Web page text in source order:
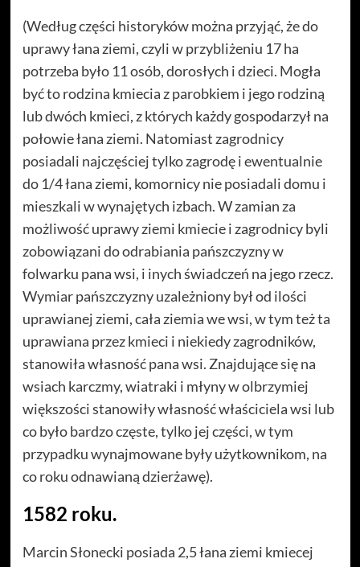
(Według części historyków można przyjąć, że do
uprawy łana ziemi, czyli w przybliżeniu 17 ha
potrzeba było 11 osób, dorosłych i dzieci. Mogła
być to rodzina kmiecia z parobkiem i jego rodziną
lub dwóch kmieci, z których każdy gospodarzył na
połowie łana ziemi. Natomiast zagrodnicy
posiadali najczęściej tylko zagrodę i ewentualnie
do 1/4 łana ziemi, komornicy nie posiadali domu i
mieszkali w wynajętych izbach. W zamian za
możliwość uprawy ziemi kmiecie i zagrodnicy byli
zobowiązani do odrabiania pańszczyzny w
folwarku pana wsi, i inych świadczeń na jego rzecz.
Wymiar pańszczyzny uzależniony był od ilości
uprawianej ziemi, cała ziemia we wsi, w tym też ta
uprawiana przez kmieci i niekiedy zagrodników,
stanowiła własność pana wsi. Znajdujące się na
wsiach karczmy, wiatraki i młyny w olbrzymiej
większości stanowiły własność właściciela wsi lub
co było bardzo częste, tylko jej części, w tym
przypadku wynajmowane były użytkownikom, na
co roku odnawianą dzierżawę).
1582 roku.
Marcin Słonecki posiada 2,5 łana ziemi kmiecej